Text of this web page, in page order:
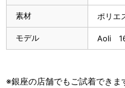
素材 ポリエ
モデル Aoli
※銀座の店舗でもご試着できま